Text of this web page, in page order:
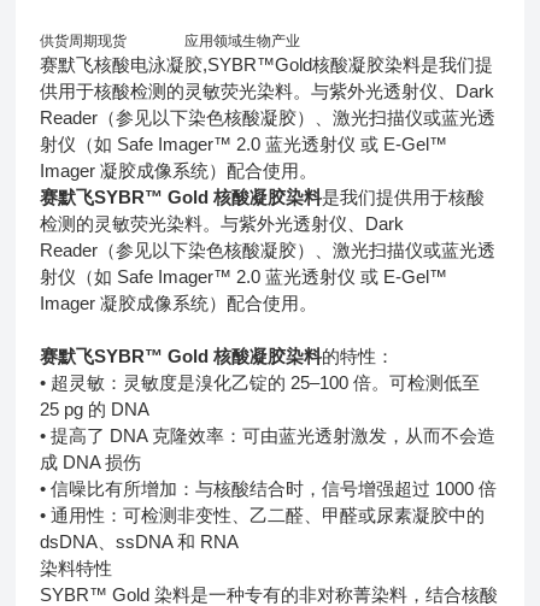
供货周期现货 应用领域生物产业
赛默飞核酸电泳凝胶,SYBR™Gold核酸凝胶染料是我们提
供用于核酸检测的灵敏荧光染料。与紫外光透射仪、Dark
Reader（参见以下染色核酸凝胶）、激光扫描仪或蓝光透
射仪（如 Safe Imager™ 2.0 蓝光透射仪 或 E-Gel™
Imager 凝胶成像系统）配合使用。
赛默飞SYBR™ Gold 核酸凝胶染料是我们提供用于核酸
检测的灵敏荧光染料。与紫外光透射仪、Dark
Reader（参见以下染色核酸凝胶）、激光扫描仪或蓝光透
射仪（如 Safe Imager™ 2.0 蓝光透射仪 或 E-Gel™
Imager 凝胶成像系统）配合使用。
赛默飞SYBR™ Gold 核酸凝胶染料的特性：
• 超灵敏：灵敏度是溴化乙锭的 25–100 倍。可检测低至
25 pg 的 DNA
• 提高了 DNA 克隆效率：可由蓝光透射激发，从而不会造
成 DNA 损伤
• 信噪比有所增加：与核酸结合时，信号增强超过 1000 倍
• 通用性：可检测非变性、乙二醛、甲醛或尿素凝胶中的
dsDNA、ssDNA 和 RNA
染料特性
SYBR™ Gold 染料是一种专有的非对称菁染料，结合核酸